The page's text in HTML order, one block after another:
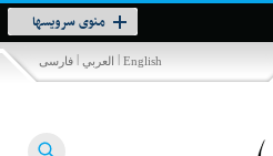
منوی سرویسها
Toggle
navigation
فارسی | العربي | English